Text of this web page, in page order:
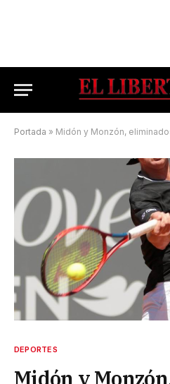
Portada » Midón y Monzón,
DEPORTES
Midón y